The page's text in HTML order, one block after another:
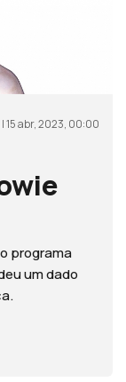
15 abr, 2023, 00:00
programa
um dado